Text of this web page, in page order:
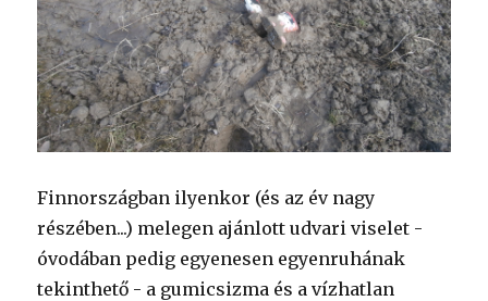
Finnországban ilyenkor (és az év nagy
részében...) melegen ajánlott udvari viselet -
óvodában pedig egyenesen egyenruhának
tekinthető - a gumicsizma és a vízhatlan